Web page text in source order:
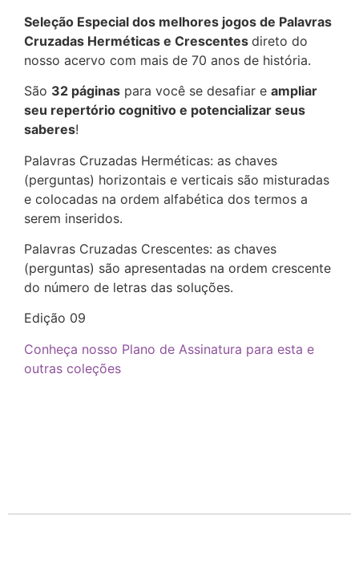
Seleção Especial dos melhores jogos de Palavras
Cruzadas Herméticas e Crescentes direto do
nosso acervo com mais de 70 anos de história.
São 32 páginas para você se desafiar e ampliar
seu repertório cognitivo e potencializar seus
saberes!
Palavras Cruzadas Herméticas: as chaves
(perguntas) horizontais e verticais são misturadas
e colocadas na ordem alfabética dos termos a
serem inseridos.
Palavras Cruzadas Crescentes: as chaves
(perguntas) são apresentadas na ordem crescente
do número de letras das soluções.
Edição 09
Conheça nosso Plano de Assinatura para esta e
outras coleções